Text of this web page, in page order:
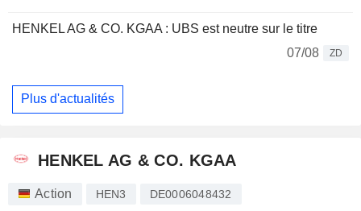
HENKEL AG & CO. KGAA : UBS est neutre sur le titre
07/08
ZD
Plus d'actualités
HENKEL AG & CO. KGAA
Action HEN3 DE0006048432